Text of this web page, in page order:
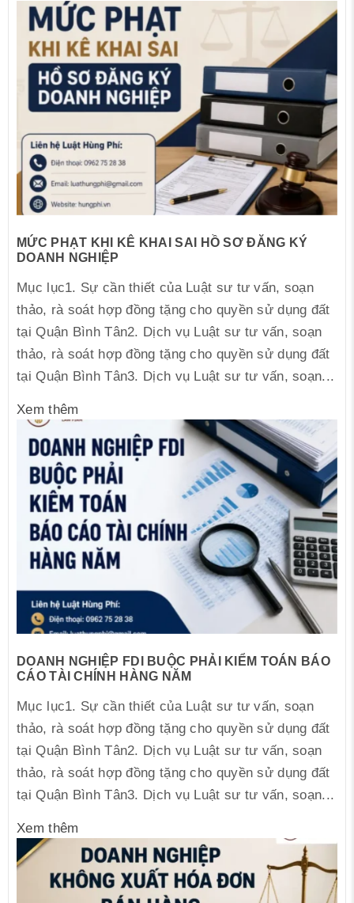
MỨC PHẠT KHI KÊ KHAI SAI HỒ SƠ ĐĂNG KÝ
DOANH NGHIỆP
Mục lục1. Sự cần thiết của Luật sư tư vấn, soạn
thảo, rà soát hợp đồng tặng cho quyền sử dụng đất
tại Quận Bình Tân2. Dịch vụ Luật sư tư vấn, soạn
thảo, rà soát hợp đồng tặng cho quyền sử dụng đất
tại Quận Bình Tân3. Dịch vụ Luật sư tư vấn, soạn...
Xem thêm
DOANH NGHIỆP FDI BUỘC PHẢI KIỂM TOÁN BÁO
CÁO TÀI CHÍNH HÀNG NĂM
Mục lục1. Sự cần thiết của Luật sư tư vấn, soạn
thảo, rà soát hợp đồng tặng cho quyền sử dụng đất
tại Quận Bình Tân2. Dịch vụ Luật sư tư vấn, soạn
thảo, rà soát hợp đồng tặng cho quyền sử dụng đất
tại Quận Bình Tân3. Dịch vụ Luật sư tư vấn, soạn...
Xem thêm